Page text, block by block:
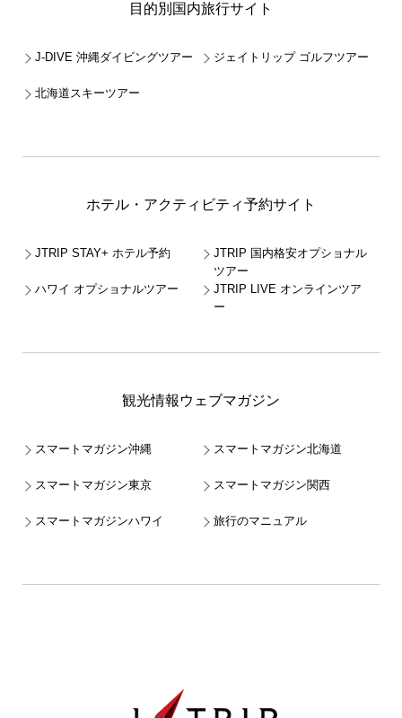
目的別国内旅行サイト
J-DIVE 沖縄ダイビングツアー ジェイトリップ ゴルフツアー
北海道スキーツアー
ホテル・アクティビティ予約サイト
JTRIP STAY+ ホテル予約
JTRIP 国内格安オプショナル
ツアー
ハワイ オプショナルツアー
JTRIP LIVE オンラインツア
ー
観光情報ウェブマガジン
スマートマガジン沖縄 スマートマガジン北海道
スマートマガジン東京 スマートマガジン関西
スマートマガジンハワイ 旅行のマニュアル